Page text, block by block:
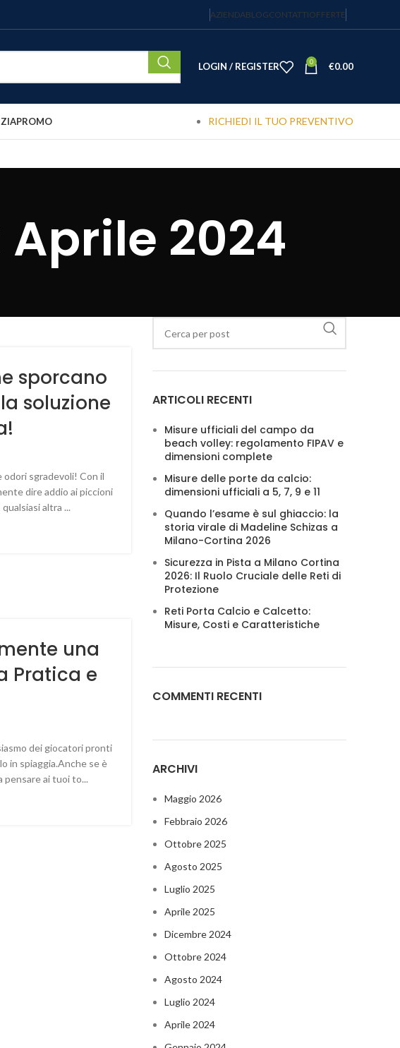
AZIENDABLOGCONTATTIOFFERTE
LOGIN / REGISTER 0 €0.00
PROMO RICHIEDI IL TUO PREVENTIVO
2024
sporcano
soluzione
sgradevoli! Con il
dire addio ai piccioni
altra ...
una
Pratica e
dei giocatori pronti
in spiaggia.Anche se è
pensare ai tuoi to...
ARTICOLI RECENTI
Misure ufficiali del campo da
beach volley: regolamento FIPAV e
dimensioni complete
Misure delle porte da calcio:
dimensioni ufficiali a 5, 7, 9 e 11
Quando l’esame è sul ghiaccio: la
storia virale di Madeline Schizas a
Milano-Cortina 2026
Sicurezza in Pista a Milano Cortina
2026: Il Ruolo Cruciale delle Reti di
Protezione
Reti Porta Calcio e Calcetto:
Misure, Costi e Caratteristiche
COMMENTI RECENTI
ARCHIVI
Maggio 2026
Febbraio 2026
Ottobre 2025
Agosto 2025
Luglio 2025
Aprile 2025
Dicembre 2024
Ottobre 2024
Agosto 2024
Luglio 2024
Aprile 2024